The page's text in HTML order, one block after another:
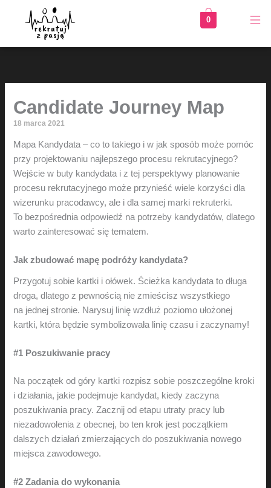
0
Candidate Journey Map
18 marca 2021
Mapa Kandydata – co to takiego i w jak sposób może pomóc
przy projektowaniu najlepszego procesu rekrutacyjnego?
Wejście w buty kandydata i z tej perspektywy planowanie
procesu rekrutacyjnego może przynieść wiele korzyści dla
wizerunku pracodawcy, ale i dla samej marki rekruterki.
To bezpośrednia odpowiedź na potrzeby kandydatów, dlatego
warto zainteresować się tematem.
Jak zbudować mapę podróży kandydata?
Przygotuj sobie kartki i ołówek. Ścieżka kandydata to długa
droga, dlatego z pewnością nie zmieścisz wszystkiego
na jednej stronie. Narysuj linię wzdłuż poziomo ułożonej
kartki, która będzie symbolizowała linię czasu i zaczynamy!
#1 Poszukiwanie pracy
Na początek od góry kartki rozpisz sobie poszczególne kroki
i działania, jakie podejmuje kandydat, kiedy zaczyna
poszukiwania pracy. Zacznij od etapu utraty pracy lub
niezadowolenia z obecnej, bo ten krok jest początkiem
dalszych działań zmierzających do poszukiwania nowego
miejsca zawodowego.
#2 Zadania do wykonania